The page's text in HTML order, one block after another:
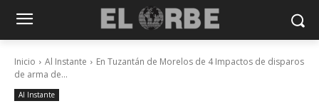
Inicio Al Instante
En Tuzantán de Morelos de 4 Impactos de disparos
de arma de...
Al Instante